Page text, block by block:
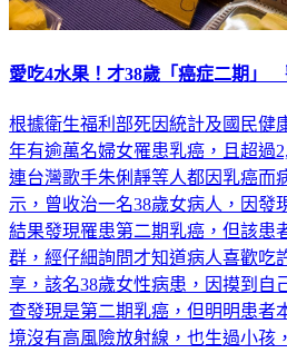
愛吃4水果！才38歲「癌症二期」
根據衛生福利部死因統計及國民健
年有逾萬名婦女罹患乳癌，且超過
連台灣歌手朱俐靜等人都因乳癌而
示，曾收治一名38歲女病人，因發
結果發現罹患第二期乳癌，但該患
群，經仔細詢問才知道病人喜歡吃
享，該名38歲女性病患，因摸到自
查發現是第二期乳癌，但明明患者
境沒有高風險放射線，也生過小孩